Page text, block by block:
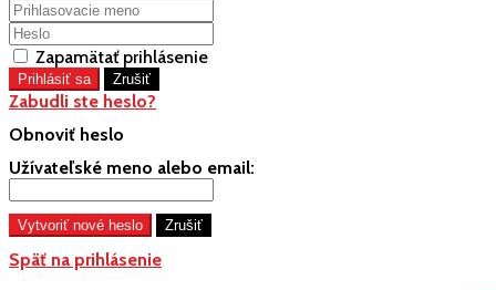
Zapamätať prihlásenie
Zabudli ste heslo?
Obnoviť heslo
Užívateľské meno alebo email:
Späť na prihlásenie